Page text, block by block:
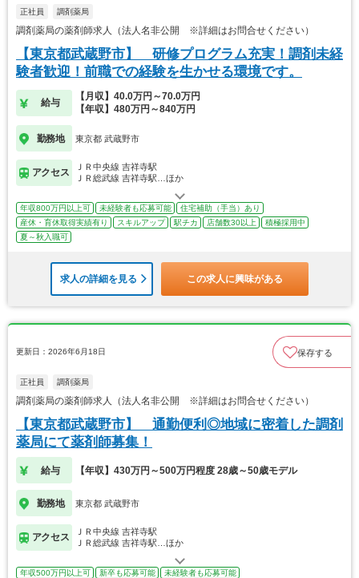
正社員 調剤薬局
調剤薬局の薬剤師求人（法人名非公開 ※詳細はお問合せください）
【東京都武蔵野市】 研修プログラム充実！調剤未経
験者歓迎！前職での経験を生かせる環境です。
給与
【月収】40.0万円～70.0万円
【年収】480万円～840万円
勤務地 東京都 武蔵野市
アクセス
ＪＲ中央線 吉祥寺駅
ＪＲ総武線 吉祥寺駅…ほか
年収800万円以上可 未経験者も応募可能
住宅補助（手当）あり
産休・育休取得実績有り
スキルアップ 駅チカ 店舗数30以上
積極採用中
夏～秋入職可
求人の詳細を見る この求人に興味がある
更新日：2026年6月18日 保存する
正社員 調剤薬局
調剤薬局の薬剤師求人（法人名非公開 ※詳細はお問合せください）
【東京都武蔵野市】 通勤便利◎地域に密着した調剤
薬局にて薬剤師募集！
給与 【年収】430万円～500万円程度 28歳～50歳モデル
勤務地 東京都 武蔵野市
アクセス
ＪＲ中央線 吉祥寺駅
ＪＲ総武線 吉祥寺駅…ほか
年収500万円以上可 新卒も応募可能
未経験者も応募可能